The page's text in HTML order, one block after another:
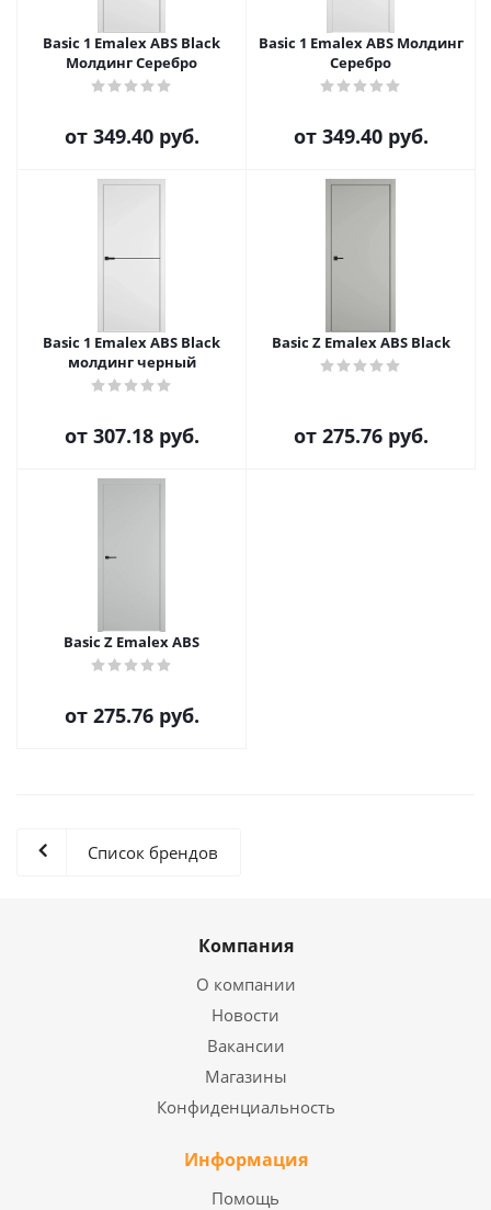
Basic 1 Emalex ABS Black
Молдинг Серебро
от 349.40 руб.
Basic 1 Emalex ABS Молдинг
Серебро
от 349.40 руб.
Basic 1 Emalex ABS Black
молдинг черный
от 307.18 руб.
Basic Z Emalex ABS Black
от 275.76 руб.
Basic Z Emalex ABS
от 275.76 руб.
Список брендов
Компания
О компании
Новости
Вакансии
Магазины
Конфиденциальность
Информация
Помощь